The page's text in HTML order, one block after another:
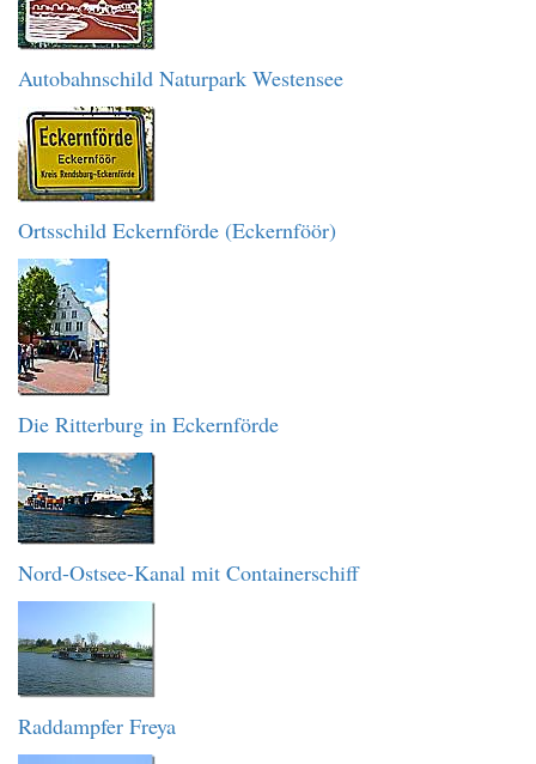
Autobahnschild Naturpark Westensee
Ortsschild Eckernförde (Eckernföör)
Die Ritterburg in Eckernförde
Nord-Ostsee-Kanal mit Containerschiff
Raddampfer Freya